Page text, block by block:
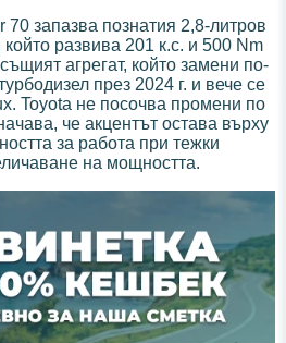
запазва познатия 2,8-литров
развива 201 к.с. и 500 Nm
агрегат, който замени по-
през 2024 г. и вече се
Toyota не посочва промени по
че акцентът остава върху
за работа при тежки
на мощността.